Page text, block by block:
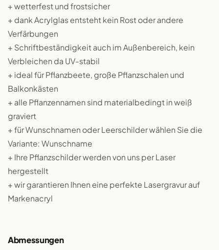
+ wetterfest und frostsicher
+ dank Acrylglas entsteht kein Rost oder andere
Verfärbungen
+ Schriftbeständigkeit auch im Außenbereich, kein
Verbleichen da UV-stabil
+ ideal für Pflanzbeete, große Pflanzschalen und
Balkonkästen
+ alle Pflanzennamen sind materialbedingt in weiß
graviert
+ für Wunschnamen oder Leerschilder wählen Sie die
Variante: Wunschname
+ Ihre Pflanzschilder werden von uns per Laser
hergestellt
+ wir garantieren Ihnen eine perfekte Lasergravur auf
Markenacryl
Abmessungen